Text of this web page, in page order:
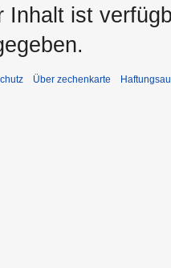
Inhalt ist
Über zechenkarte